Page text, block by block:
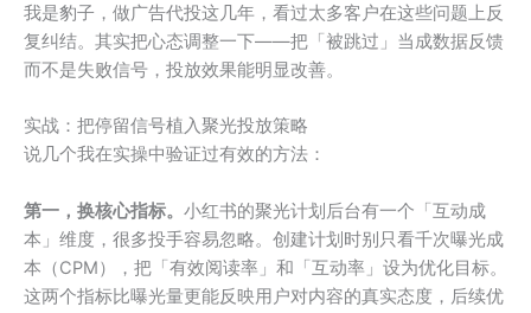
我是豹子，做广告代投这几年，看过太多客户在这些问题上反
复纠结。其实把心态调整一下——把「被跳过」当成数据反馈
而不是失败信号，投放效果能明显改善。
实战：把停留信号植入聚光投放策略
说几个我在实操中验证过有效的方法：
第一，换核心指标。 小红书的聚光计划后台有一个「互动成
本」维度，很多投手容易忽略。创建计划时别只看千次曝光成
本（CPM），把「有效阅读率」和「互动率」设为优化目标。
这两个指标比曝光量更能反映用户对内容的真实态度，后续优